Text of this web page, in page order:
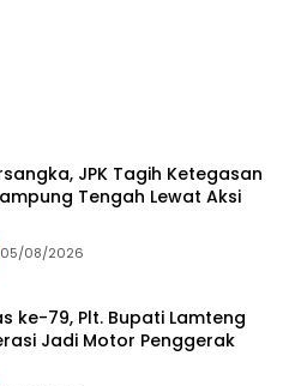
JPK Tagih Ketegasan
Tengah Lewat Aksi
05/08/2026
ke-79, Plt. Bupati Lamteng
Jadi Motor Penggerak